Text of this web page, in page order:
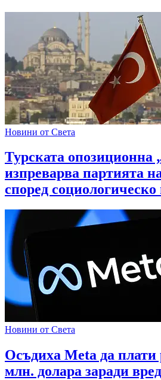
Новини от Света
Турската опозиционна
изпреварва партията
според
Новини от Света
Осъдиха Meta да плати
млн. долара заради